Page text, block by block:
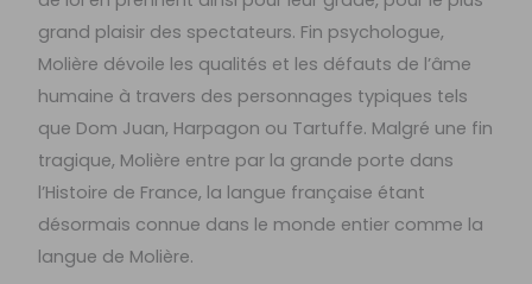
grand plaisir des spectateurs. Fin psychologue,
Molière dévoile les qualités et les défauts de l’âme
humaine à travers des personnages typiques tels
que Dom Juan, Harpagon ou Tartuffe. Malgré une fin
tragique, Molière entre par la grande porte dans
l’Histoire de France, la langue française étant
désormais connue dans le monde entier comme la
langue de Molière.